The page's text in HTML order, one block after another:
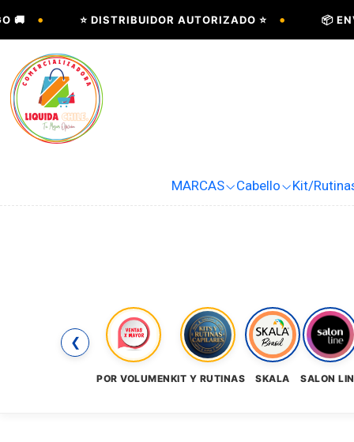
⭐ DISTRIBUIDOR AUTORIZADO ⭐ • 📦 ENVÍOS A
MARCAS Cabello Kit/
POR VOLUMENKIT Y RUTINAS SKALA SALON
❮